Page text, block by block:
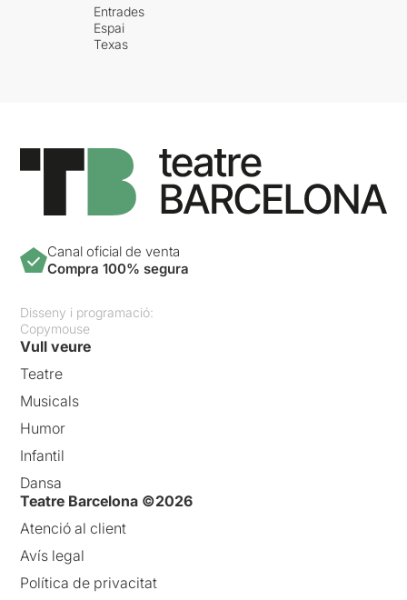
Entrades
Espai
Texas
Canal oficial de venta
Compra 100% segura
Disseny i programació:
Copymouse
Vull veure
Teatre
Musicals
Humor
Infantil
Dansa
Teatre Barcelona ©2026
Atenció al client
Avís legal
Política de privacitat